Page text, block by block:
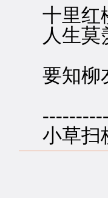
十里红楼
人生莫羡
要知柳友
小草扫